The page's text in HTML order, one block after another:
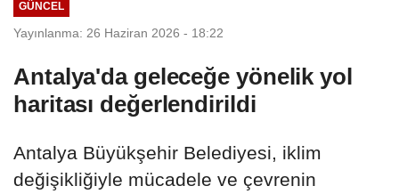
GÜNCEL
Yayınlanma: 26 Haziran 2026 - 18:22
Antalya'da geleceğe yönelik yol
haritası değerlendirildi
Antalya Büyükşehir Belediyesi, iklim
değişikliğiyle mücadele ve çevrenin